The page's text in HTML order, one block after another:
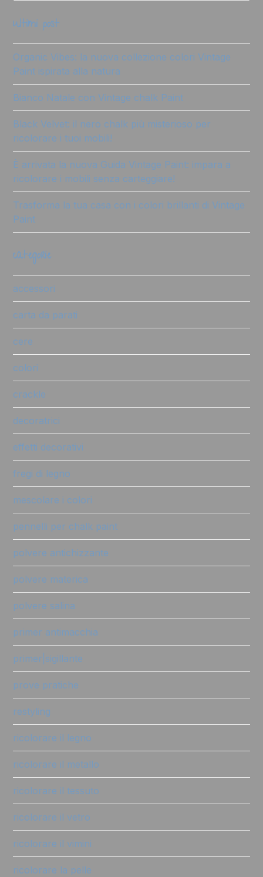
ultimi post
Organic Vibes: la nuova collezione colori Vintage
Paint ispirata alla natura
Bianco Natale con Vintage chalk Paint
Black Velvet: il nero chalk più misterioso per
ricolorare i tuoi mobili!
È arrivata la nuova Guida Vintage Paint: impara a
ricolorare i mobili senza carteggiare!
Trasforma la tua casa con i colori brillanti di Vintage
Paint
categorie
accessori
carta da parati
cere
colori
crackle
decoratrici
effetti decorativi
fregi di legno
mescolare i colori
pennelli per chalk paint
polvere antichizzante
polvere materica
polvere salina
primer antimacchia
primer|sigillante
prove pratiche
restyling
ricolorare il legno
ricolorare il metallo
ricolorare il tessuto
ricolorare il vetro
ricolorare il vimini
ricolorare la pelle